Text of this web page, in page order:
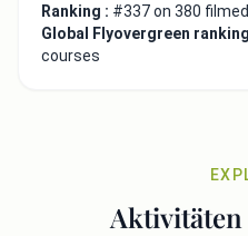
Ranking : #337 on 380
Global Flyovergreen
courses
Aktivitäten